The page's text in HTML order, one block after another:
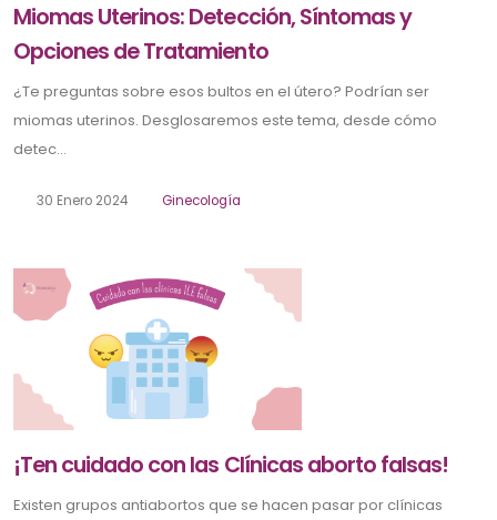
Miomas Uterinos: Detección, Síntomas y
Opciones de Tratamiento
¿Te preguntas sobre esos bultos en el útero? Podrían ser
miomas uterinos. Desglosaremos este tema, desde cómo
detec...
30 Enero 2024 Ginecología
¡Ten cuidado con las Clínicas aborto falsas!
Existen grupos antiabortos que se hacen pasar por clínicas